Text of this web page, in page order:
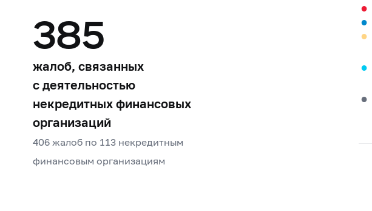
385
жалоб, связанных
с деятельностью
некредитных финансовых
организаций
406 жалоб по 113 некредитным
финансовым организациям
●
●
●
●
●